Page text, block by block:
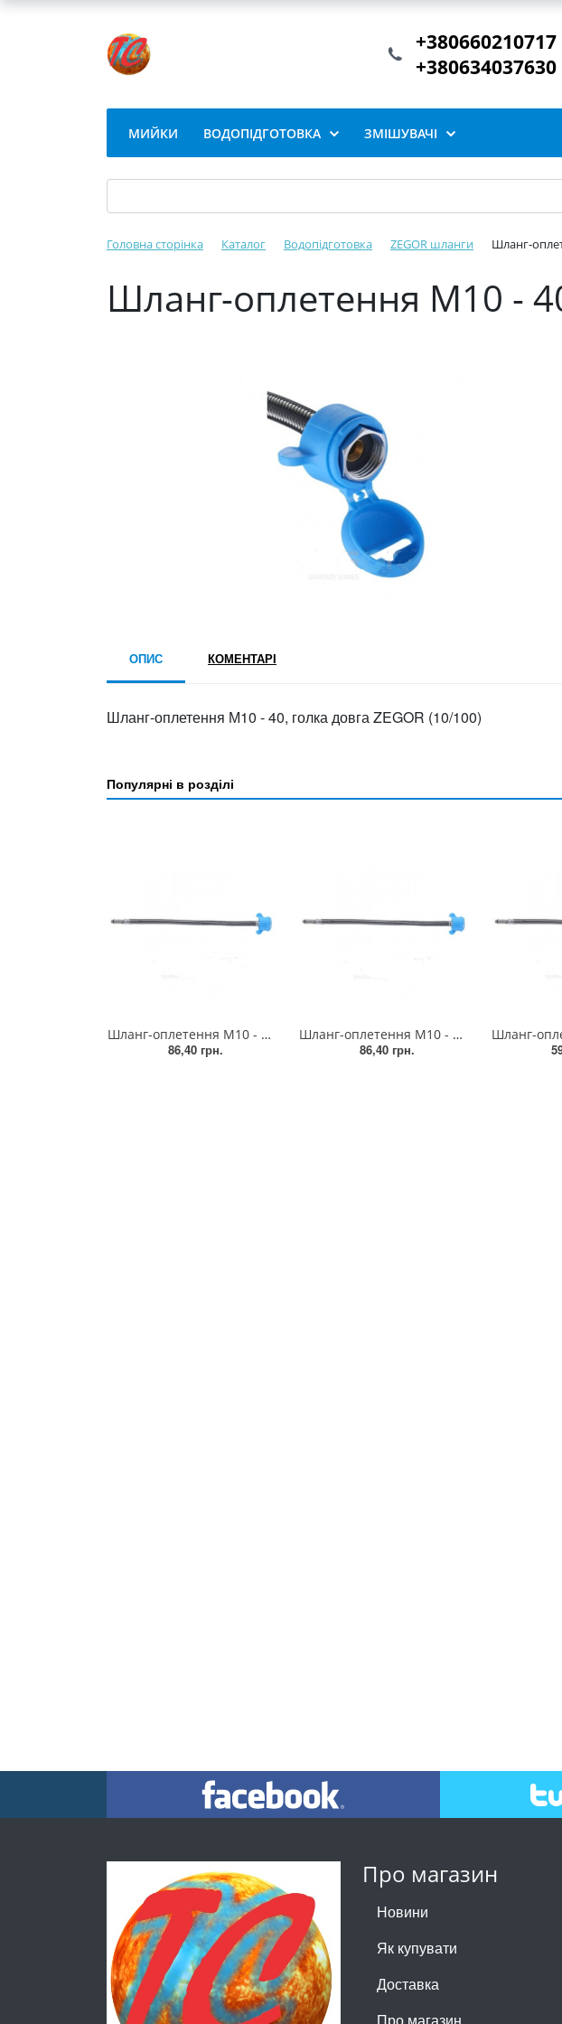
+380660210717
+380634037630
МИЙКИ ВОДОПІДГОТОВКА ЗМІШУВАЧІ
Головна сторінка Каталог Водопідготовка ZEGOR шланги Шланг-
Шланг-оплетення М10 -
ОПИС КОМЕНТАРІ
Шланг-оплетення М10 - 40, голка довга ZEGOR (10/100)
Популярні в розділі
Шланг-оплетення М10 - 100, голка коротка ZEGOR (10/50)
86,40 грн.
Шланг-оплетення М10 - 100, голка довга ZEGOR (10/50)
86,40 грн.
Про магазин
Новини
Як купувати
Доставка